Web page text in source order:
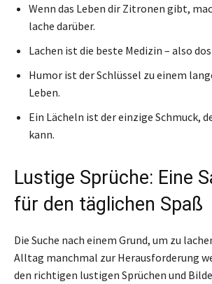
Wenn das Leben dir Zitronen gibt,
lache darüber.
Lachen ist die beste Medizin – also
Humor ist der Schlüssel zu einem
Leben.
Ein Lächeln ist der einzige Schmuck,
kann.
Lustige Sprüche: Eine
für den täglichen Spaß
Die Suche nach einem Grund, um zu
Alltag manchmal zur Herausforderung
den richtigen lustigen Sprüchen und